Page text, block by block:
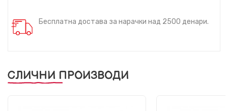
Бесплатна достава за нарачки над 2500 денари.
СЛИЧНИ ПРОИЗВОДИ